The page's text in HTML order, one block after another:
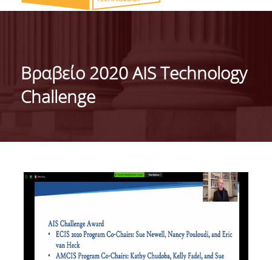
ΤΟ ΤΜΗΜΑ
ΤΑΥΤΟΤΗΤΑ ΤΟΥ ΤΜΗΜΑΤΟΣ
ΑΠΟΣΤΟΛΗ ΤΟΥ ΤΜΗΜΑΤΟΣ
ΔΙΟΙΚΗΣΗ ΤΟΥ ΤΜΗΜΑΤΟΣ
TESTIMONIALS ΔΙΑΚΡΙΣΕΩΝ
ΓΙΑ ΜΑΘΗΤΕΣ ΛΥΚΕΙΟΥ
Βραβείο 2020 AIS Technology
Challenge